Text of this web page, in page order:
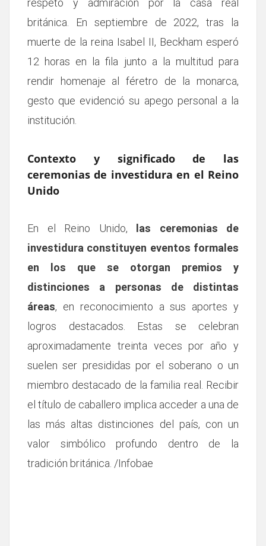
respeto y admiración por la casa real
británica. En septiembre de 2022, tras la
muerte de la reina Isabel II, Beckham esperó
12 horas en la fila junto a la multitud para
rendir homenaje al féretro de la monarca,
gesto que evidenció su apego personal a la
institución.
Contexto y significado de las
ceremonias de investidura en el Reino
Unido
En el Reino Unido,
las ceremonias de
investidura constituyen eventos formales
en los que se otorgan premios y
distinciones a personas de distintas
áreas, en reconocimiento a sus aportes y
logros destacados. Estas se celebran
aproximadamente treinta veces por año y
suelen ser presididas por el soberano o un
miembro destacado de la familia real. Recibir
el título de caballero implica acceder a una de
las más altas distinciones del país, con un
valor simbólico profundo dentro de la
tradición británica. /Infobae